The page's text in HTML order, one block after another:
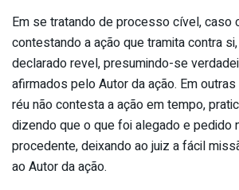
Em se tratando de processo cível, caso
contestando a ação que tramita contra
declarado revel, presumindo-se
afirmados pelo Autor da ação. Em
réu não contesta a ação em tempo,
dizendo que o que foi alegado e pedido
procedente, deixando ao juiz a fácil
ao Autor da ação.